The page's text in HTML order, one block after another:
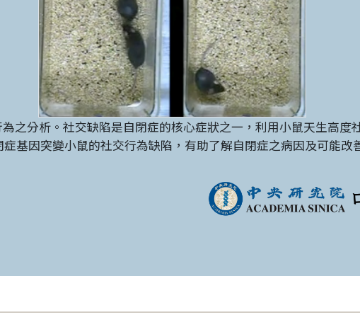
之分析。社交缺陷是自閉症的核心症狀之一，利用小鼠天生高度
基因突變小鼠的社交行為缺陷，有助了解自閉症之病因及可能改